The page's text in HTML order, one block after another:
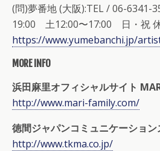
(問)夢番地 (大阪):TEL / 06-6341-
19:00 土12:00〜17:00 日・祝
https://www.yumebanchi.jp/
MORE INFO
浜田麻里オフィシャルサイト
http://www.mari-family.com/
徳間ジャパンコミュニケーション
http://www.tkma.co.jp/